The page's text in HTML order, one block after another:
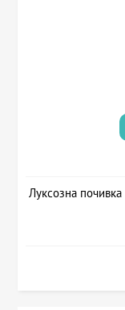
Луксозна